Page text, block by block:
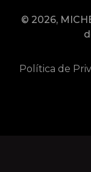
© 2026,
Política de